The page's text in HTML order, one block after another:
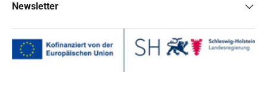
Newsletter